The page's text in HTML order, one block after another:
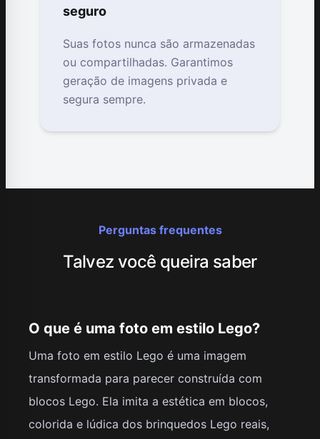
seguro
Suas fotos nunca são armazenadas
ou compartilhadas. Garantimos
geração de imagens privada e
segura sempre.
Perguntas frequentes
Talvez você queira saber
O que é uma foto em estilo Lego?
Uma foto em estilo Lego é uma imagem
transformada para parecer construída com
blocos Lego. Ela imita a estética em blocos,
colorida e lúdica dos brinquedos Lego reais,